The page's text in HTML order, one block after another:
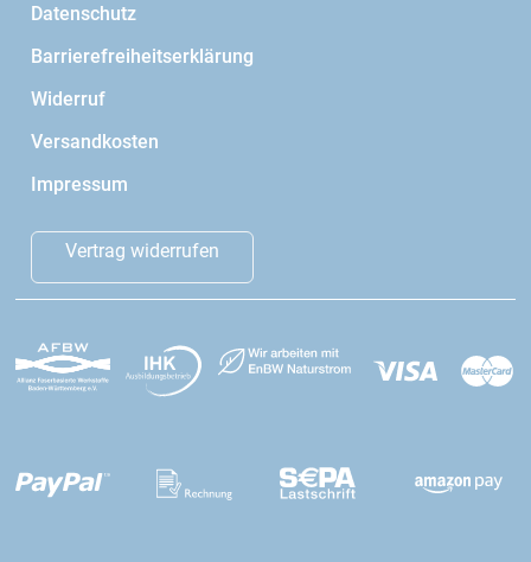
Datenschutz
Barrierefreiheitserklärung
Widerruf
Versandkosten
Impressum
Vertrag widerrufen